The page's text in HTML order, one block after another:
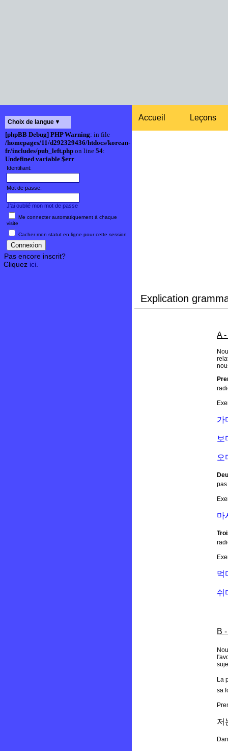
Choix de langue
[phpBB Debug] PHP Warning: in file
/homepages/11/d292329436/htdocs/korean-
fr/includes/pub_left.php on line 54:
Undefined variable $err
Identifiant:
Mot de passe:
J'ai oublié mon mot de passe
Me connecter automatiquement à chaque
visite
Cacher mon statut en ligne pour cette session
Pas encore inscrit?
Cliquez ici
Accueil Leçons
Explication
A
가
보
오
마
먹
쉬
B
La
sa
저